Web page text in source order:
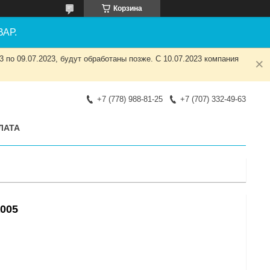
Корзина
09.07.2023, будут обработаны позже. С 10.07.2023 компания
+7 (778) 988-81-25 +7 (707) 332-49-63